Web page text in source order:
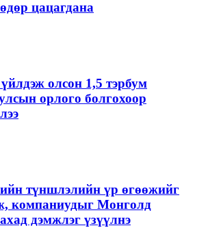
цацагдана
олсон 1,5 тэрбум
орлого болгохоор
түншлэлийн үр өгөөжийг
компаниудыг Монголд
дэмжлэг үзүүлнэ